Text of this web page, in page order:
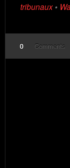
tribunaux•
0 Comments